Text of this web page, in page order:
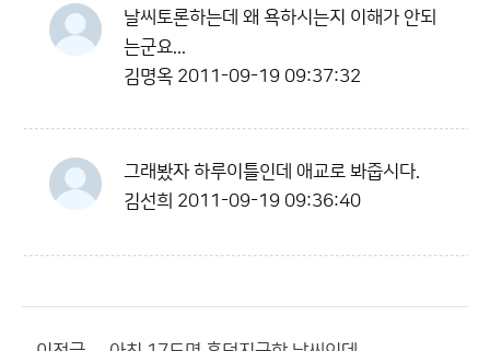
날씨토론하는데 왜 욕하시는지 이해가 안되
는군요...
김명옥 2011-09-19 09:37:32
그래봤자 하루이틀인데 애교로 봐줍시다.
김선희 2011-09-19 09:36:40